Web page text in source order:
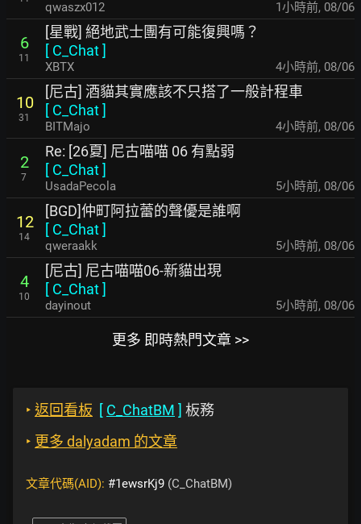
qwaszx012 1小時前, 08/06
6
11
[星戰] 絕地武士團有可能復興嗎？
[ C_Chat]
XBTX 4小時前, 08/06
10
31
[尼古] 酒貓其實應該不只搭了一般計程車
[ C_Chat]
BITMajo 4小時前, 08/06
2
7
Re: [26夏] 尼古喵喵 06 有點弱
[ C_Chat]
UsadaPecola 5小時前, 08/06
12
14
[BGD]仲町阿拉蕾的聲優是誰啊
[ C_Chat]
qweraakk 5小時前, 08/06
4
10
[尼古] 尼古喵喵06-新貓出現
[ C_Chat]
dayinout 5小時前, 08/06
更多 即時熱門文章 >>
‣ 返回看板 [ C_ChatBM ] 板務
‣ 更多 dalyadam 的文章
文章代碼(AID): #1ewsrKj9 (C_ChatBM)